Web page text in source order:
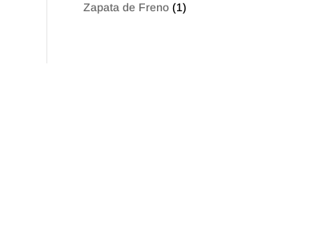
Zapata de Freno (1)